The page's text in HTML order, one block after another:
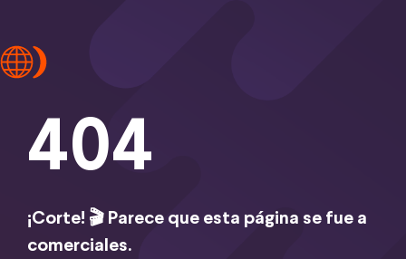
404
¡Corte! 🎬 Parece que esta página se fue a
comerciales.